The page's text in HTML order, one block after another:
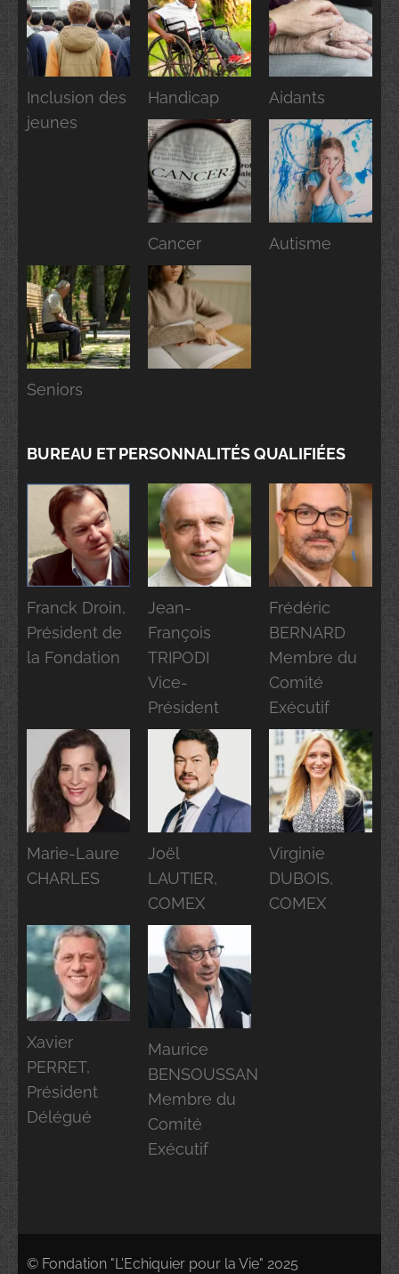
Inclusion des
jeunes
Handicap Aidants
Cancer Autisme
Seniors
BUREAU ET PERSONNALITÉS QUALIFIÉES
Franck Droin,
Président de
la Fondation
Jean-
François
TRIPODI
Vice-
Président
Frédéric
BERNARD
Membre du
Comité
Exécutif
Marie-Laure
CHARLES
Joël
LAUTIER,
COMEX
Virginie
DUBOIS,
COMEX
Xavier
PERRET,
Président
Délégué
Maurice
BENSOUSSAN
Membre du
Comité
Exécutif
© Fondation "L'Echiquier pour la Vie" 2025